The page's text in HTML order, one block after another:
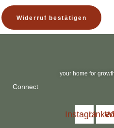
Widerruf bestätigen
your home for
Connect
Instagram